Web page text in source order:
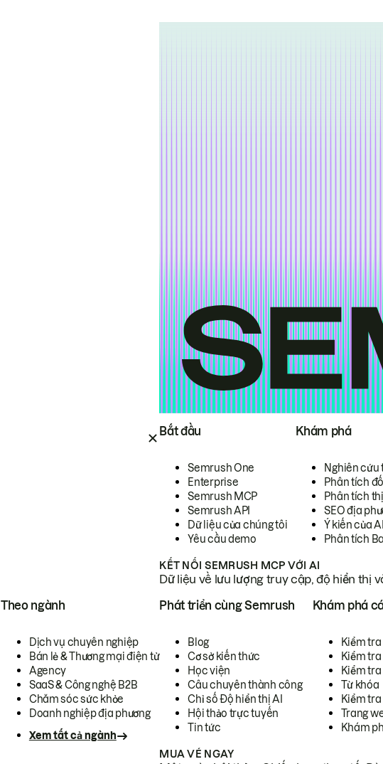
Bắt đầu
Semrush One
Enterprise
Semrush MCP
Semrush API
Dữ liệu của chúng tôi
Yêu cầu demo
Khám phá
Nghiên cứu
Phân tích
Phân tích
SEO địa
Ý kiến của
Phân tích
KẾT NỐI SEMRUSH MCP VỚI AI
Dữ liệu về lưu lượng truy cập, độ hiển thị
Theo ngành
Dịch vụ chuyên nghiệp
Bán lẻ & Thương mại điện tử
Agency
SaaS & Công nghệ B2B
Chăm sóc sức khỏe
Doanh nghiệp địa phương
Xem tất cả ngành
Phát triển cùng Semrush
Blog
Cơ sở kiến thức
Học viện
Câu chuyên thành công
Chỉ số Độ hiển thị AI
Hội thảo trực tuyến
Tin tức
Khám phá
Kiểm
Kiểm tra
Kiểm
Từ khóa
Kiểm
Trang
Khám
MUA VÉ NGAY